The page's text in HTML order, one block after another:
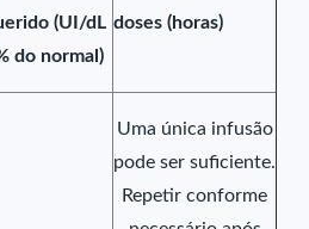
(UI/dL
do normal)
doses (horas)
Uma única infusão
pode ser suficiente.
Repetir conforme